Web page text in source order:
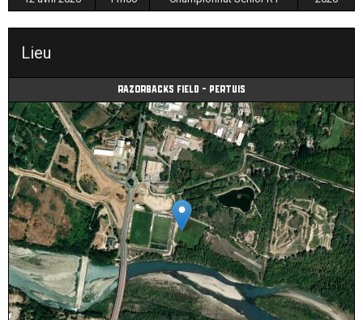
Lieu
Razorbacks field - Pertuis